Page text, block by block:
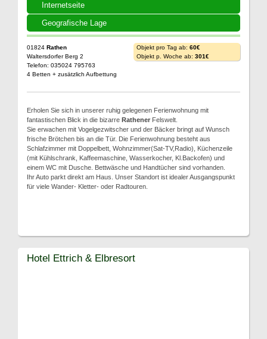
Internetseite
Geografische Lage
01824 Rathen
Waltersdorfer Berg 2
Telefon: 035024 795763
4 Betten + zusätzlich Aufbettung
Objekt pro Tag ab: 60€
Objekt p. Woche ab: 301€
Erholen Sie sich in unserer ruhig gelegenen Ferienwohnung mit
fantastischen Blick in die bizarre Rathener Felswelt.
Sie erwachen mit Vogelgezwitscher und der Bäcker bringt auf Wunsch
frische Brötchen bis an die Tür. Die Ferienwohnung besteht aus
Schlafzimmer mit Doppelbett, Wohnzimmer(Sat-TV,Radio), Küchenzeile
(mit Kühlschrank, Kaffeemaschine, Wasserkocher, Kl.Backofen) und
einem WC mit Dusche. Bettwäsche und Handtücher sind vorhanden.
Ihr Auto parkt direkt am Haus. Unser Standort ist idealer Ausgangspunkt
für viele Wander- Kletter- oder Radtouren.
Hotel Ettrich & Elbresort